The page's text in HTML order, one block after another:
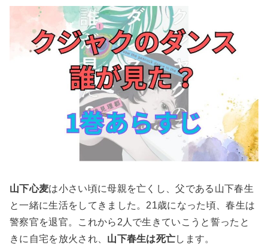
山下心麦は小さい頃に母親を亡くし、父である山下春生
と一緒に生活をしてきました。21歳になった頃、春生は
警察官を退官。これから2人で生きていこうと誓ったと
きに自宅を放火され、 山下春生は死亡します。